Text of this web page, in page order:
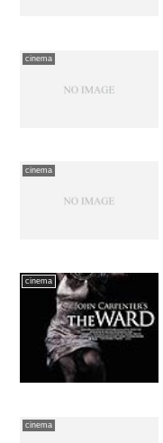
cinema
cinema
cinema
cinema